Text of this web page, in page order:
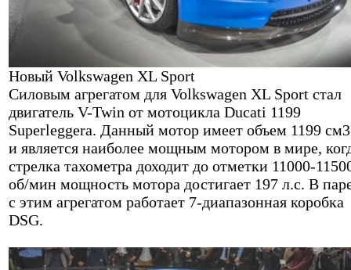
Новый Volkswagen XL Sport
Силовым агрегатом для Volkswagen XL Sport стал
двигатель V-Twin от мотоцикла Ducati 1199
Superleggera. Данный мотор имеет объем 1199 см3
и является наиболее мощным мотором в мире,
стрелка тахометра доходит до отметки 11000-
об/мин мощность мотора достигает 197 л.с. В
с этим агрегатом работает 7-диапазонная коробка
DSG.